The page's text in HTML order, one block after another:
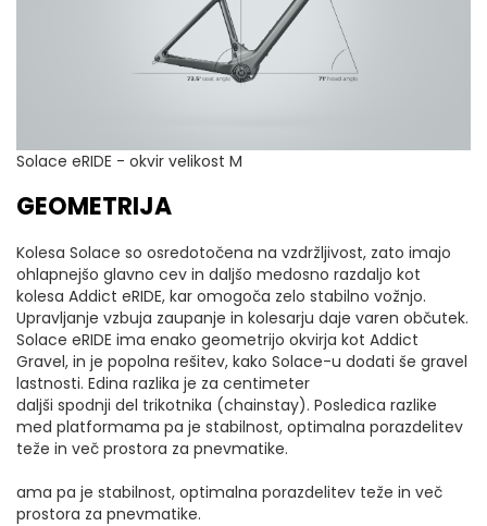
Solace eRIDE - okvir velikost M
GEOMETRIJA
Kolesa Solace so osredotočena na vzdržljivost, zato imajo
ohlapnejšo glavno cev in daljšo medosno razdaljo kot
kolesa Addict eRIDE, kar omogoča zelo stabilno vožnjo.
Upravljanje vzbuja zaupanje in kolesarju daje varen občutek.
Solace eRIDE ima enako geometrijo okvirja kot Addict
Gravel, in je popolna rešitev, kako Solace-u dodati še gravel
lastnosti. Edina razlika je za centimeter
daljši spodnji del trikotnika (chainstay). Posledica razlike
med platformama pa je stabilnost, optimalna porazdelitev
teže in več prostora za pnevmatike.
ama pa je stabilnost, optimalna porazdelitev teže in več
prostora za pnevmatike.